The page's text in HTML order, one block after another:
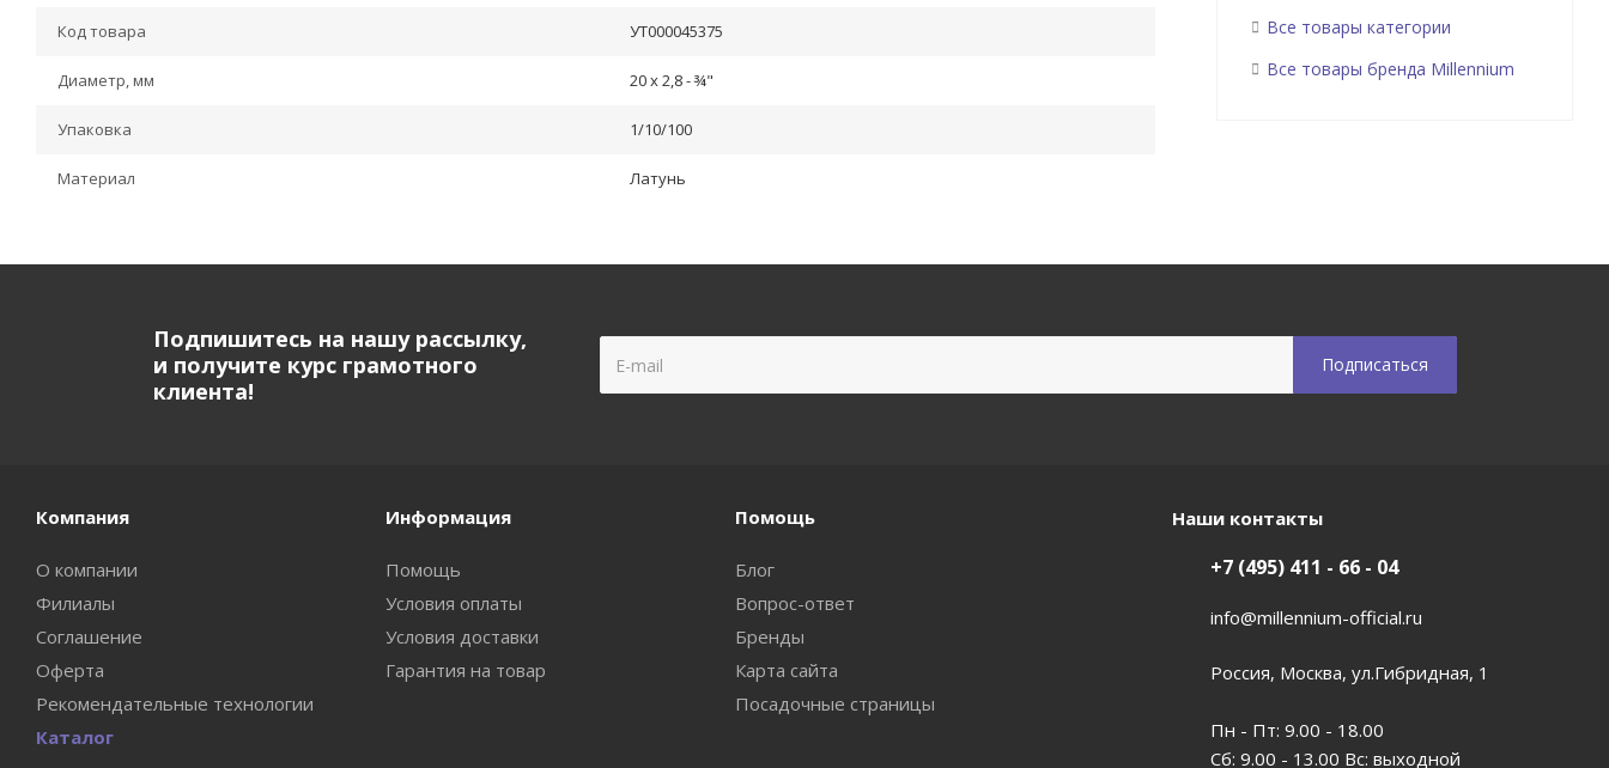
Код товара УТ000045375
Диаметр, мм 20 x 2,8 - ¾"
Упаковка 1/10/100
Материал Латунь
Все товары категории
Все товары бренда Millennium
Подпишитесь на нашу рассылку,
и получите курс грамотного
клиента!
Компания
О компании
Филиалы
Соглашение
Оферта
Рекомендательные технологии
Информация
Помощь
Условия оплаты
Условия доставки
Гарантия на товар
Помощь
Блог
Вопрос-ответ
Бренды
Карта сайта
Посадочные страницы
Каталог
Наши контакты
+7 (495) 411 - 66 - 04
info@millennium-official.ru
Россия, Москва, ул.Гибридная, 1
Пн - Пт: 9.00 - 18.00
Сб: 9.00 - 13.00 Вс: выходной